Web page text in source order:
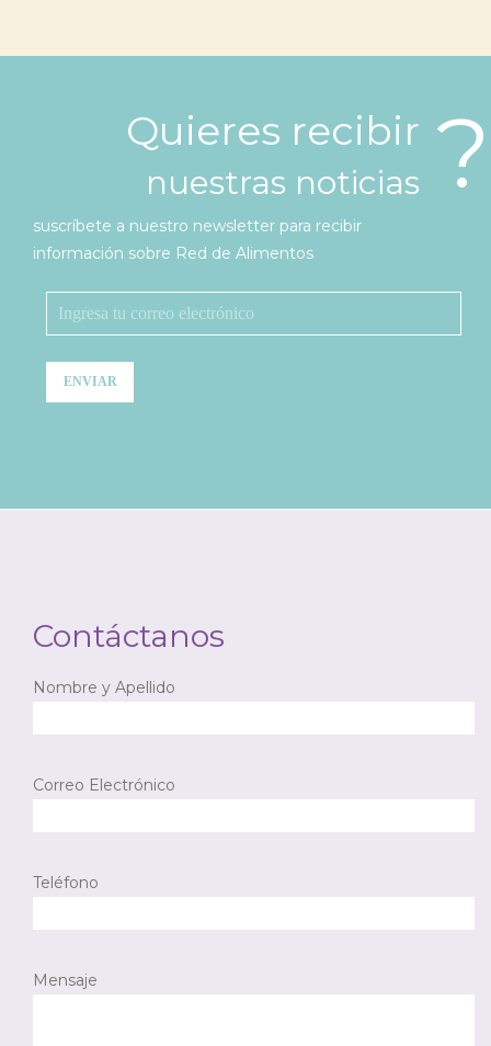
Quieres recibir
nuestras noticias
suscríbete a nuestro newsletter para recibir
información sobre Red de Alimentos
ENVIAR
Contáctanos
Nombre y Apellido
Correo Electrónico
Teléfono
Mensaje